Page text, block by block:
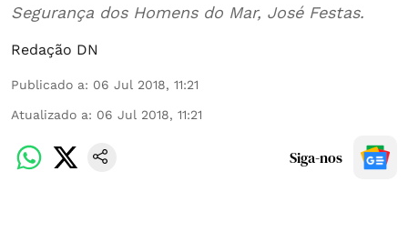
Segurança dos Homens do Mar, José Festas.
Redação DN
Publicado a: 06 Jul 2018, 11:21
Atualizado a: 06 Jul 2018, 11:21
Siga-nos